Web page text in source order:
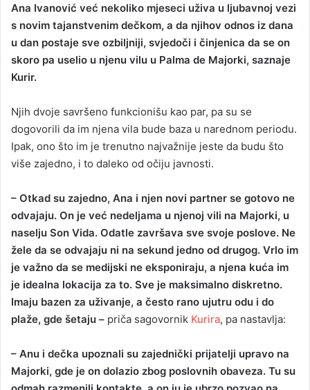
Ana Ivanović već nekoliko mjeseci uživa u ljubavnoj vezi
s novim tajanstvenim dečkom, a da njihov odnos iz dana
u dan postaje sve ozbiljniji, svjedoči i činjenica da se on
skoro pa uselio u njenu vilu u Palma de Majorki, saznaje
Kurir.
Njih dvoje savršeno funkcionišu kao par, pa su se
dogovorili da im njena vila bude baza u narednom periodu.
Ipak, ono što im je trenutno najvažnije jeste da budu što
više zajedno, i to daleko od očiju javnosti.
– Otkad su zajedno, Ana i njen novi partner se gotovo ne
odvajaju. On je već nedeljama u njenoj vili na Majorki, u
naselju Son Vida. Odatle završava sve svoje poslove. Ne
žele da se odvajaju ni na sekund jedno od drugog. Vrlo im
je važno da se medijski ne eksponiraju, a njena kuća im
je idealna lokacija za to. Sve je maksimalno diskretno.
Imaju bazen za uživanje, a često rano ujutru odu i do
plaže, gde šetaju – priča sagovornik Kurira, pa nastavlja:
– Anu i dečka upoznali su zajednički prijatelji upravo na
Majorki, gde je on dolazio zbog poslovnih obaveza. Tu su